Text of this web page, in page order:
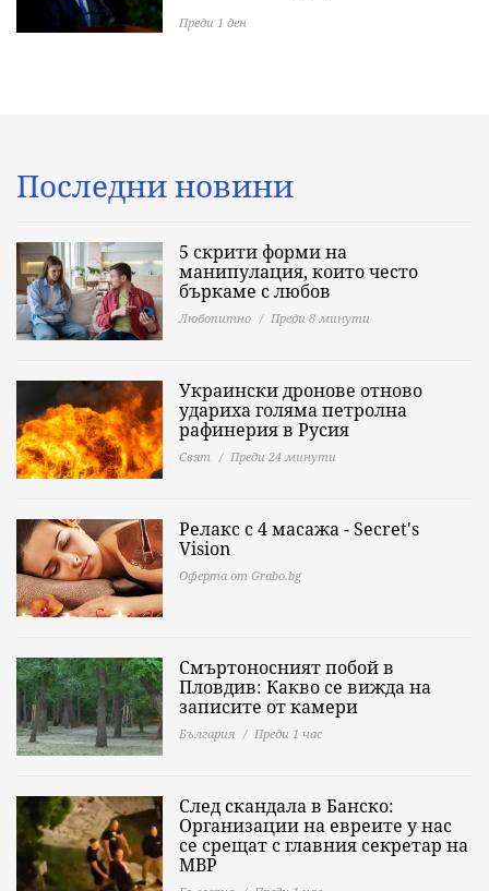
Преди 1 ден
Последни новини
5 скрити форми на
манипулация, които често
бъркаме с любов
Любопитно Преди 8 минути
Украински дронове отново
удариха голяма петролна
рафинерия в Русия
Свят Преди 24 минути
Релакс с 4 масажа - Secret's
Vision
Оферта от Grabo.bg
Смъртоносният побой в
Пловдив: Какво се вижда на
записите от камери
България Преди 1 час
След скандала в Банско:
Организации на евреите у нас
се срещат с главния секретар на
МВР